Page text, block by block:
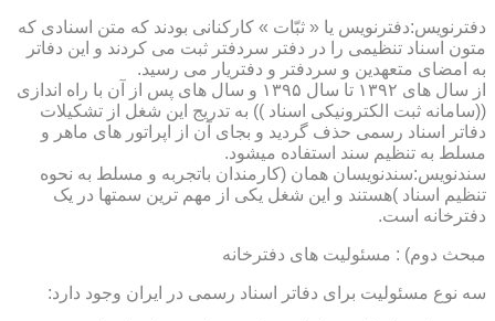
دفترنویس:دفترنویس یا « ثبّات » کارکنانی بودند که متن اسنادی که
متون اسناد تنظیمی را در دفتر سردفتر ثبت می کردند و این دفاتر
به امضای متعهدین و سردفتر و دفتریار می رسید.
از سال های ۱۳۹۲ تا سال ۱۳۹۵ و سال های پس از آن با راه اندازی
((سامانه ثبت الکترونیکی اسناد )) به تدریج این شغل از تشکیلات
دفاتر اسناد رسمی حذف گردید و بجای آن از اپراتور های ماهر و
مسلط به تنظیم سند استفاده میشود.
سندنویس:سندنویسان همان (کارمندان باتجربه و مسلط به نحوه
تنظیم اسناد )هستند و این شغل یکی از مهم ترین سمتها در یک
دفترخانه است.
مبحث دوم) : مسئولیت های دفترخانه
سه نوع مسئولیت برای دفاتر اسناد رسمی در ایران وجود دارد: